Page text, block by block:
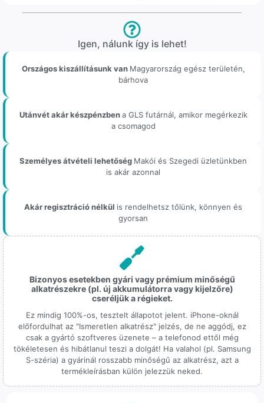
Igen, nálunk így is lehet!
Országos kiszállításunk van Magyarország egész területén,
bárhova
Utánvét akár készpénzbena GLS futárnál, amikor megérkezik
a csomagod
Személyes átvételi lehetőség Makói és Szegedi üzletünkben
is akár azonnal
Akár regisztráció nélkül is rendelhetsz tőlünk, könnyen és
gyorsan
Bizonyos esetekben gyári vagy prémium minőségű
alkatrészekre (pl. új akkumulátorra vagy kijelzőre)
cseréljük a régieket.
Ez mindig 100%-os, tesztelt állapotot jelent. iPhone-oknál
előfordulhat az "Ismeretlen alkatrész" jelzés, de ne aggódj, ez
csak a gyártó szoftveres üzenete – a telefonod ettől még
tökéletesen és hibátlanul teszi a dolgát! Ha valahol (pl. Samsung
S-széria) a gyárinál rosszabb minőségű az alkatrész, azt a
termékleírásban külön jelezzük neked.